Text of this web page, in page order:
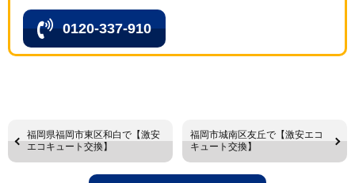
0120-337-910
福岡県福岡市東区和白で【激安
エコキュート交換】
福岡市城南区友丘で【激安エコ
キュート交換】